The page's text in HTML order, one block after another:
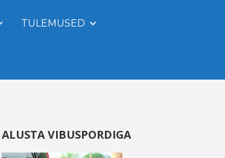
TULEMUSED
ALUSTA VIBUSPORDIGA